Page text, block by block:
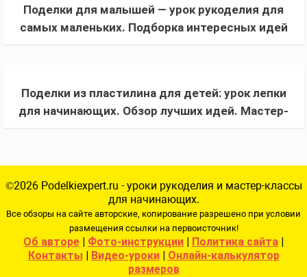
Поделки для малышей — урок рукоделия для
самых маленьких. Подборка интересных идей
Поделки из пластилина для детей: урок лепки
для начинающих. Обзор лучших идей. Мастер-
©2026 Podelkiexpert.ru - уроки рукоделия и мастер-классы
для начинающих.
Все обзоры на сайте авторские, копирование разрешено при условии
размещения ссылки на первоисточник!
Об авторе | Фото-инструкции | Политика сайта |
Контакты | Видео-уроки| Онлайн-калькулятор
размеров